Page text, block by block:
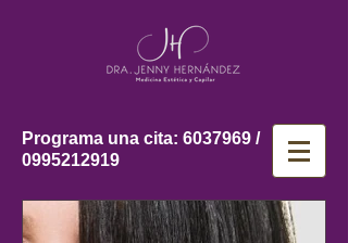
Programa una cita: 6037969 /
0995212919